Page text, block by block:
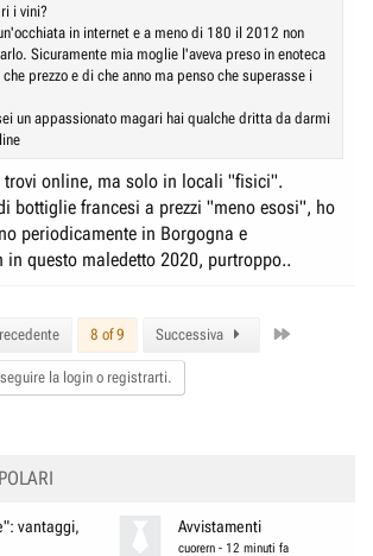
i vini?
in internet e a meno di 180 il 2012 non
Sicuramente mia moglie l'aveva preso in enoteca
che prezzo e di che anno ma penso che superasse i
un appassionato magari hai qualche dritta da darmi
trovi online, ma solo in locali "fisici".
bottiglie francesi a prezzi "meno esosi", ho
periodicamente in Borgogna e
in questo maledetto 2020, purtroppo..
8 of 9 Successiva
la login o registrarti.
vantaggi,
Avvistamenti
cuorern - 12 minuti fa